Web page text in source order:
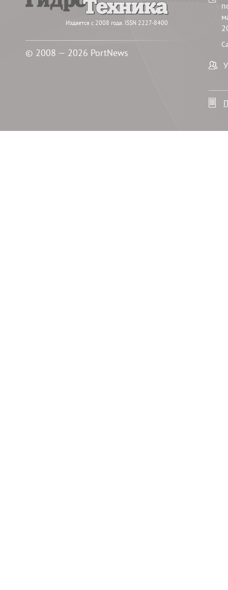
Издается с 2008 года. ISSN 2227-8400
© 2008 — 2026 PortNews